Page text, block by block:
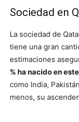
Sociedad en
La sociedad de
tiene una gran
estimaciones
% ha nacido en
como India,
menos, su